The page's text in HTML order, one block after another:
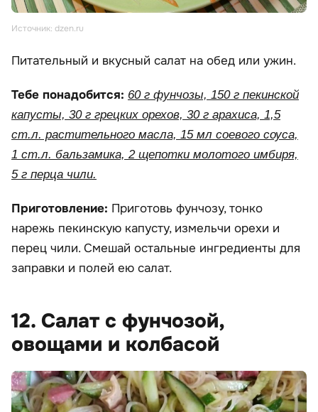
Источник: dzen.ru
Питательный и вкусный салат на обед или ужин.
Тебе понадобится: 60 г фунчозы, 150 г пекинской
капусты, 30 г грецких орехов, 30 г арахиса, 1,5
ст.л. растительного масла, 15 мл соевого соуса,
1 ст.л. бальзамика, 2 щепотки молотого имбиря,
5 г перца чили.
Приготовление: Приготовь фунчозу, тонко
нарежь пекинскую капусту, измельчи орехи и
перец чили. Смешай остальные ингредиенты для
заправки и полей ею салат.
12. Салат с фунчозой,
овощами и колбасой